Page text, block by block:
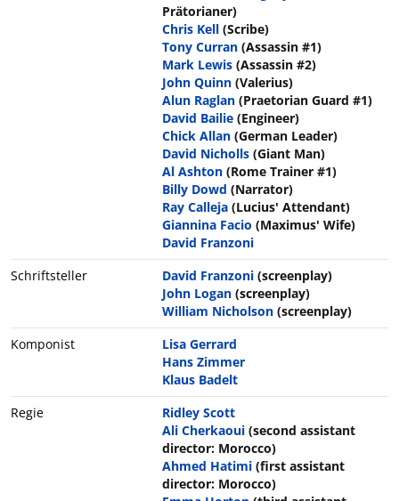
Prätorianer)
Chris Kell (Scribe)
Tony Curran (Assassin #1)
Mark Lewis (Assassin #2)
John Quinn (Valerius)
Alun Raglan (Praetorian Guard #1)
David Bailie (Engineer)
Chick Allan (German Leader)
David Nicholls (Giant Man)
Al Ashton (Rome Trainer #1)
Billy Dowd (Narrator)
Ray Calleja (Lucius' Attendant)
Giannina Facio (Maximus' Wife)
David Franzoni
Schriftsteller
David Franzoni (screenplay)
John Logan (screenplay)
William Nicholson (screenplay)
Komponist
Lisa Gerrard
Hans Zimmer
Klaus Badelt
Regie
Ridley Scott
Ali Cherkaoui (second assistant
director: Morocco)
Ahmed Hatimi (first assistant
director: Morocco)